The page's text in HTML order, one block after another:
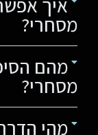
מסחרי?
מהם
מסחרי?
מהי